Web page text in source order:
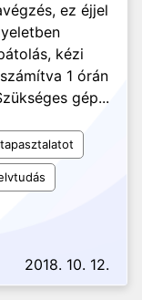
ez éjjel
kézi
1 órán
gép...
2018. 10. 12.